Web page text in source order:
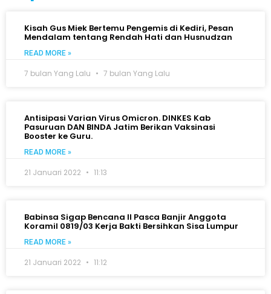
Kisah Gus Miek Bertemu Pengemis di Kediri, Pesan
Mendalam tentang Rendah Hati dan Husnudzan
READ MORE »
7 bulan Yang Lalu 7 bulan Yang Lalu
Antisipasi Varian Virus Omicron. DINKES Kab
Pasuruan DAN BINDA Jatim Berikan Vaksinasi
Booster ke Guru.
READ MORE »
21 Januari 2022 11:13
Babinsa Sigap Bencana II Pasca Banjir Anggota
Koramil 0819/03 Kerja Bakti Bersihkan Sisa Lumpur
READ MORE »
21 Januari 2022 11:12